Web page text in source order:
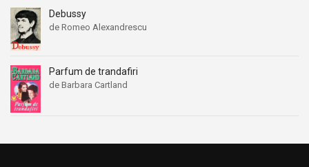
Debussy
de Romeo Alexandrescu
Parfum de trandafiri
de Barbara Cartland